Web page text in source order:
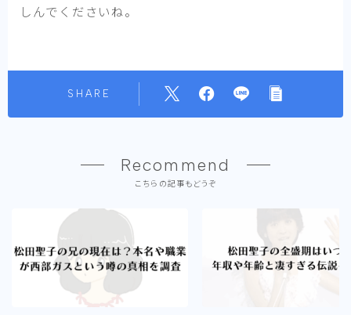
しんでくださいね。
SHARE
Recommend
こちらの記事もどうぞ